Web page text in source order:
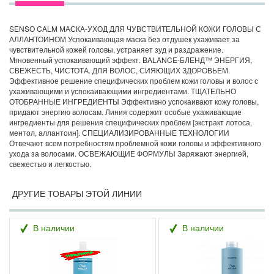
SENSO CALM МАСКА-УХОД ДЛЯ ЧУВСТВИТЕЛЬНОЙ КОЖИ ГОЛОВЫ С
АЛЛАНТОИНОМ Успокаивающая маска без отдушек ухаживает за
чувствительной кожей головы, устраняет зуд и раздражение.
Мгновенный успокаивающий эффект. BALANCE-БЛЕНД™ ЭНЕРГИЯ,
СВЕЖЕСТЬ, ЧИСТОТА. ДЛЯ ВОЛОС, СИЯЮЩИХ ЗДОРОВЬЕМ.
Эффективное решение специфических проблем кожи головы и волос с
ухаживающими и успокаивающими ингредиентами. ТЩАТЕЛЬНО
ОТОБРАННЫЕ ИНГРЕДИЕНТЫ Эффективно успокаивают кожу головы,
придают энергию волосам. Линия содержит особые ухаживающие
ингредиенты для решения специфических проблем [экстракт лотоса,
ментол, аллантоин]. СПЕЦИАЛИЗИРОВАННЫЕ ТЕХНОЛОГИИ
Отвечают всем потребностям проблемной кожи головы и эффективного
ухода за волосами. ОСВЕЖАЮЩИЕ ФОРМУЛЫ Заряжают энергией,
свежестью и легкостью.
ДРУГИЕ ТОВАРЫ ЭТОЙ ЛИНИИ
В наличии В наличии